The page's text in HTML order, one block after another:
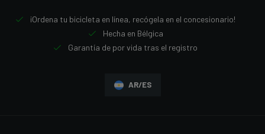
¡Ordena tu bicicleta en línea, recógela en el concesionario!
Hecha en Bélgica
Garantía de por vida tras el registro
AR/ES